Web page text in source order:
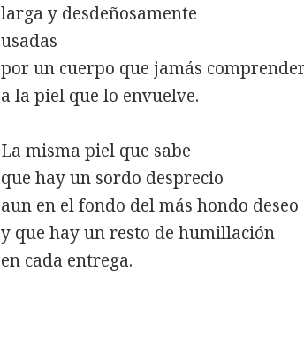
larga y desdeñosamente
usadas
por un cuerpo que jamás
a la piel que lo envuelve.
La misma piel que sabe
que hay un sordo desprecio
aun en el fondo del más hondo deseo
y que hay un resto de humillación
en cada entrega.